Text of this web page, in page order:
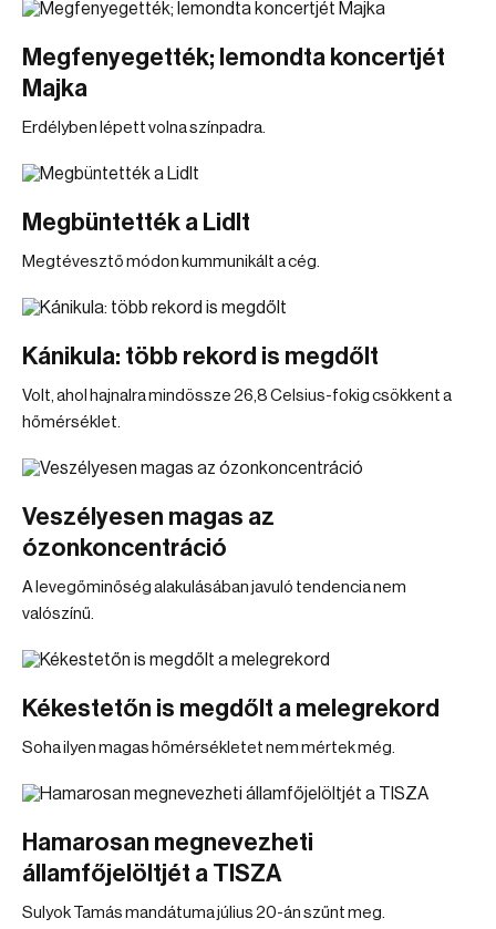
Megfenyegették; lemondta koncertjét
Majka
Erdélyben lépett volna színpadra.
Megbüntették a Lidlt
Megtévesztő módon kummunikált a cég.
Kánikula: több rekord is megdőlt
Volt, ahol hajnalra mindössze 26,8 Celsius-fokig csökkent a
hőmérséklet.
Veszélyesen magas az
ózonkoncentráció
A levegőminőség alakulásában javuló tendencia nem
valószínű.
Kékestetőn is megdőlt a melegrekord
Soha ilyen magas hőmérsékletet nem mértek még.
Hamarosan megnevezheti
államfőjelöltjét a TISZA
Sulyok Tamás mandátuma július 20-án szűnt meg.